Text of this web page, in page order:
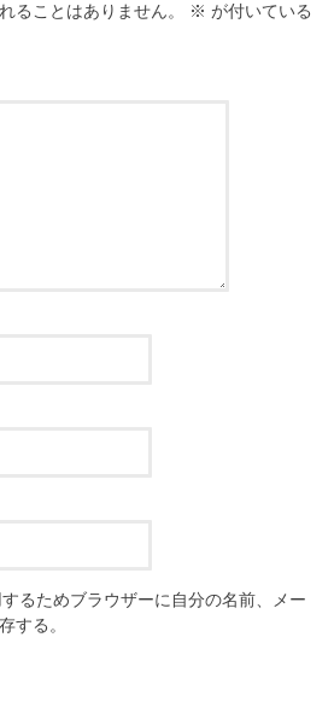
ることはありません。 ※ が付いている
るためブラウザーに自分の名前、メー
する。